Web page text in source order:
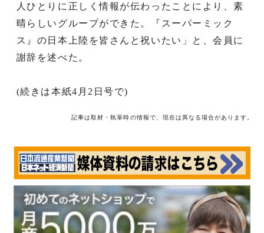
人ひとりに正しく情報が伝わったことにより、素
晴らしいグループができた。『スーパーミック
ス』の日本上陸を皆さんと祝いたい」と、会員に
謝辞を述べた。
(続きは本紙4月2日号で)
記事は取材・執筆時の情報で、現在は異なる場合があります。